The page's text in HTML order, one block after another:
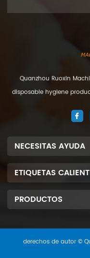
Quanzhou Ruoxin
disposable hygiene
machine. We are located
NECESITAS AYUDA
ETIQUETAS
PRODUCTOS
derechos de autor ©